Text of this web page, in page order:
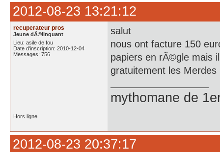
2012-08-23 13:21:12
recuperateur pros
Jeune dÃ©linquant
Lieu: asile de fou
Date d'inscription: 2010-12-04
Messages: 756
salut
nous ont facture 150
papiers en rÃ©gle mais
gratuitement les Merdes
mythomane de
Hors ligne
2012-08-23 20:37:17